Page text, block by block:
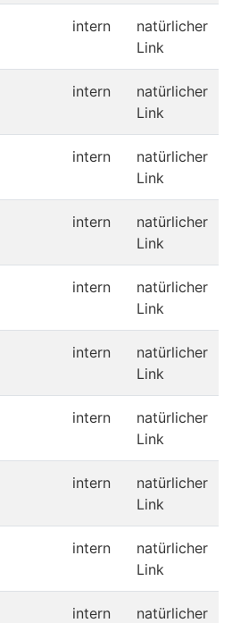
intern
natürlicher
Link
intern
natürlicher
Link
intern
natürlicher
Link
intern
natürlicher
Link
intern
natürlicher
Link
intern
natürlicher
Link
intern
natürlicher
Link
intern
natürlicher
Link
intern
natürlicher
Link
intern
natürlicher